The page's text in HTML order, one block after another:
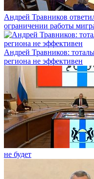
Андрей Травников
ограничении работы
Андрей Травников:
региона не эффективен
не будет